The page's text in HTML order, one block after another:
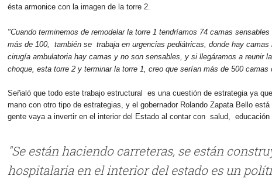
ésta armonice con la imagen de la torre 2.
"Cuando terminemos de remodelar la torre 1 tendríamos 74 camas
más de 100,
también se trabaja en urgencias pediátricas, donde hay
cirugía ambulatoria hay camas y no son sensables, y si llegáramos a reunir
choque, esta torre 2 y terminar la torre 1, creo que serían más de 500 camas
Señaló que todo este trabajo estructural es una cuestión de estrategia ya
mano con otro tipo de estrategias, y el gobernador Rolando Zapata Bello está
gente vaya a invertir en el interior del Estado al contar con salud, educación
"Se están haciendo carreteras, se están
hospitalaria en el interior del estado es un